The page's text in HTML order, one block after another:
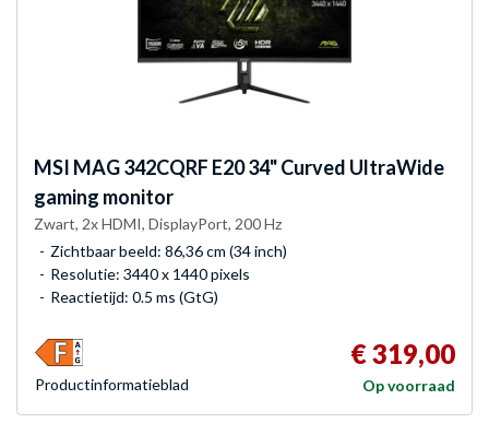
MSI MAG 342CQRF E20 34" Curved UltraWide
gaming monitor
Zwart, 2x HDMI, DisplayPort, 200 Hz
Zichtbaar beeld: 86,36 cm (34 inch)
Resolutie: 3440 x 1440 pixels
Reactietijd: 0.5 ms (GtG)
€ 319,00
Op voorraad
Product­informatieblad